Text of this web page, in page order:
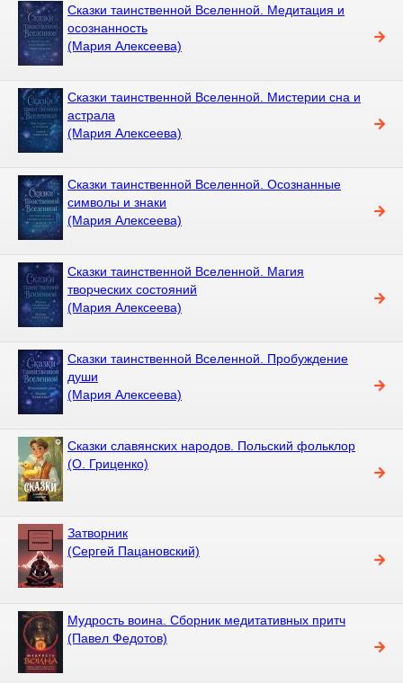
Сказки таинственной Вселенной. Медитация и
осознанность
(Мария Алексеева)
Сказки таинственной Вселенной. Мистерии сна и
астрала
(Мария Алексеева)
Сказки таинственной Вселенной. Осознанные
символы и знаки
(Мария Алексеева)
Сказки таинственной Вселенной. Магия
творческих состояний
(Мария Алексеева)
Сказки таинственной Вселенной. Пробуждение
души
(Мария Алексеева)
Сказки славянских народов. Польский фольклор
(О. Гриценко)
Затворник
(Сергей Пацановский)
Мудрость воина. Сборник медитативных притч
(Павел Федотов)